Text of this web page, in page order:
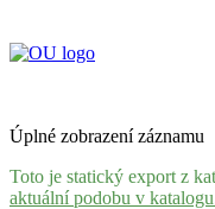
Úplné zobrazení záznamu
Toto je statický export z
aktuální podobu v